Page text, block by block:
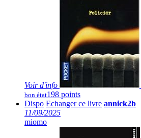
Voir d'info
bon état198 points
Dispo Echanger ce livre annick2b
11/09/2025
miomo